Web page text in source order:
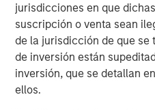
jurisdicciones en que
suscripción o venta sean
de la jurisdicción de que se
de inversión están
inversión, que se detallan
ellos.
Counterpoint Global
Counterpoint Global’s
creativity, continued
thinking.